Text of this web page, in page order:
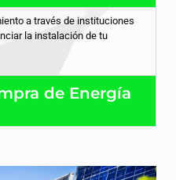
a través de instituciones
la instalación de tu
de Energía